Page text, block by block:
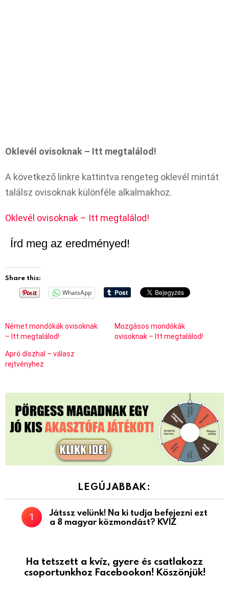
Oklevél ovisoknak – Itt megtalálod!
A következő linkre kattintva rengeteg oklevél mintát
találsz ovisoknak különféle alkalmakhoz.
Oklevél ovisoknak – Itt megtalálod!
Írd meg az eredményed!
Share this:
WhatsApp
Német mondókák ovisoknak
– Itt megtalálod!
Mozgásos mondókák
ovisoknak – Itt megtalálod!
Apró díszhal – válasz
rejtvényhez
LEGÚJABBAK:
Játssz velünk! Na ki tudja befejezni ezt
a 8 magyar közmondást? KVÍZ
Ha tetszett a kvíz, gyere és csatlakozz
csoportunkhoz Facebookon! Köszönjük!